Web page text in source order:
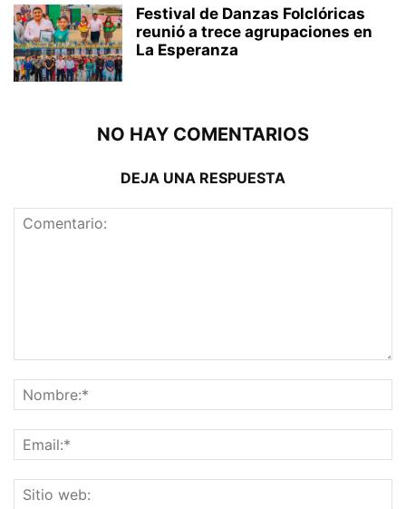
Festival de Danzas Folclóricas
reunió a trece agrupaciones en
La Esperanza
NO HAY COMENTARIOS
DEJA UNA RESPUESTA